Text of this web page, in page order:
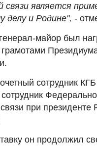
связи является
делу и Родине", -
майор был
сотрудник
при
он продолжил